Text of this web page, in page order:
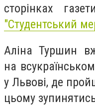
сторінках
"Студентський
Аліна Туршин
на
у Львові, де
цьому